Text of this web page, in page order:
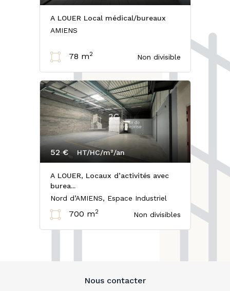
A LOUER Local médical/bureaux
Non divisible
AMIENS
78 m2
A LOUER, Locaux d’activités avec
burea...
Non divisibles
52 € HT/HC/m²/an
Nord d’AMIENS, Espace Industriel
700 m2
Nous contacter